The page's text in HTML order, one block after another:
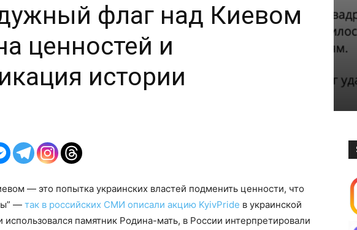
флаг над Киевом
ценностей и
истории
— это попытка украинских властей подменить ценности, что
— так в российских СМИ описали акцию KyivPride в украинской
использовался памятник Родина-мать, в России интерпретировали